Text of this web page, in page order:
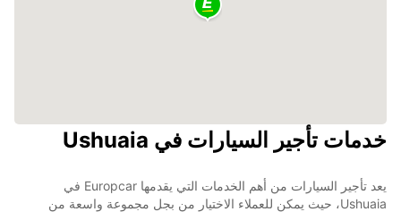
خدمات تأجير السيارات في Ushuaia
يعد تأجير السيارات من أهم الخدمات التي يقدمها Europcar في
Ushuaia، حيث يمكن للعملاء الاختيار من بجل مجموعة واسعة من